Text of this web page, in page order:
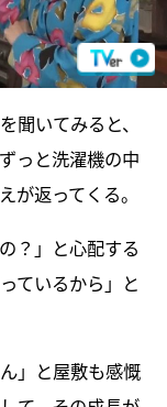
聞いてみると、
っと洗濯機の中
が返ってくる。
？」と心配する
ているから」と
」と屋敷も感慨